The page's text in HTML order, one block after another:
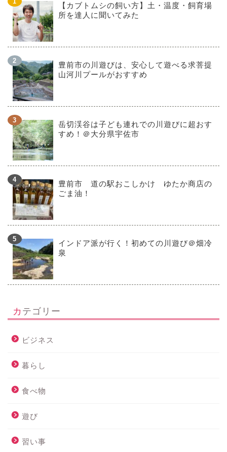
【カブトムシの飼い方】土・温度・飼育場
所を達人に聞いてみた
豊前市の川遊びは、安心して遊べる求菩提
山河川プールがおすすめ
岳切渓谷は子ども連れでの川遊びに超おす
すめ！＠大分県宇佐市
豊前市 道の駅おこしかけ ゆたか商店の
ごま油！
インドア派が行く！初めての川遊び＠畑冷
泉
カテゴリー
ビジネス
暮らし
食べ物
遊び
習い事